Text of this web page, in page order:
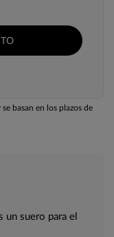
basan en los plazos de
un suero para el